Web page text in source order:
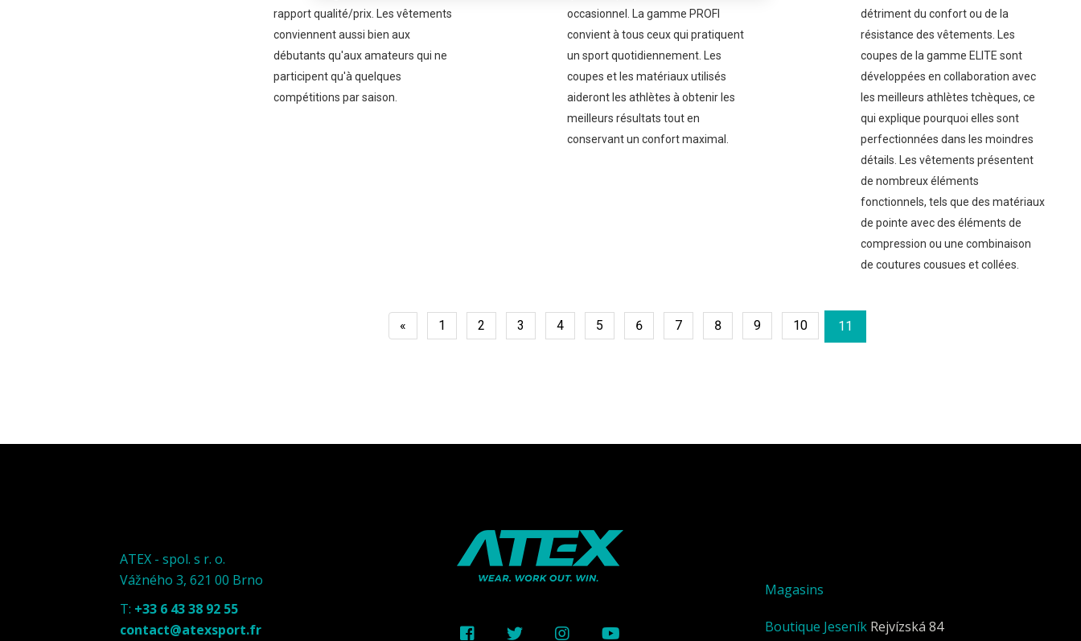
rapport qualité/prix. Les vêtements
conviennent aussi bien aux
débutants qu'aux amateurs qui ne
participent qu'à quelques
compétitions par saison.
occasionnel. La gamme PROFI
convient à tous ceux qui pratiquent
un sport quotidiennement. Les
coupes et les matériaux utilisés
aideront les athlètes à obtenir les
meilleurs résultats tout en
conservant un confort maximal.
détriment du confort ou de la
résistance des vêtements. Les
coupes de la gamme ELITE sont
développées en collaboration avec
les meilleurs athlètes tchèques, ce
qui explique pourquoi elles sont
perfectionnées dans les moindres
détails. Les vêtements présentent
de nombreux éléments
fonctionnels, tels que des matériaux
de pointe avec des éléments de
compression ou une combinaison
de coutures cousues et collées.
« 1 2 3 4 5 6 7 8 9 10 11
ATEX - spol. s r. o.
Vážného 3, 621 00 Brno
T: +33 6 43 38 92 55
contact@atexsport.fr
Magasins
Boutique Jeseník Rejvízská 84